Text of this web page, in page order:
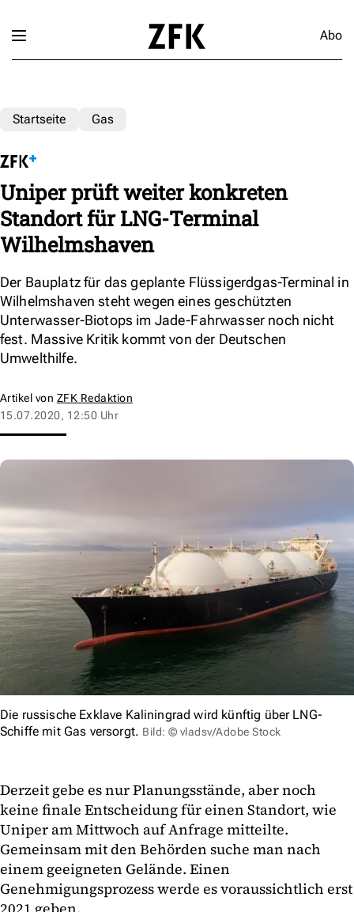
Abo
Startseite Gas
Uniper prüft weiter konkreten
Standort für LNG-Terminal
Wilhelmshaven
Der Bauplatz für das geplante Flüssigerdgas-Terminal in
Wilhelmshaven steht wegen eines geschützten
Unterwasser-Biotops im Jade-Fahrwasser noch nicht
fest. Massive Kritik kommt von der Deutschen
Umwelthilfe.
Artikel von ZFK Redaktion
15.07.2020, 12:50 Uhr
Die russische Exklave Kaliningrad wird künftig über LNG-
Schiffe mit Gas versorgt. Bild: © vladsv/Adobe Stock
Derzeit gebe es nur Planungsstände, aber noch
keine finale Entscheidung für einen Standort, wie
Uniper am Mittwoch auf Anfrage mitteilte.
Gemeinsam mit den Behörden suche man nach
einem geeigneten Gelände. Einen
Genehmigungsprozess werde es voraussichtlich erst